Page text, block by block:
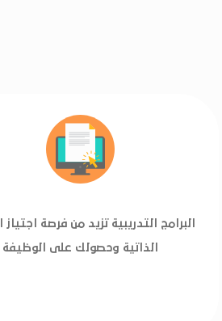
البرامج التدريبية تزيد من فرصة
الذاتية وحصولك على الوظيفة